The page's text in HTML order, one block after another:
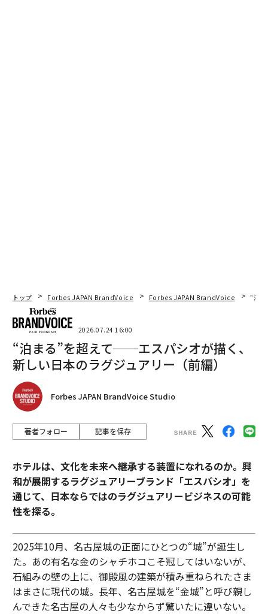
トップ Forbes JAPAN BrandVoice Forbes JAPAN BrandVoice “泊
2026.07.24 16:00
“泊まる”を超えて──エスパシオが描く、
新しい日本のラグジュアリー（前編）
Forbes JAPAN BrandVoice Studio
著者フォロー 記事を保存
ホテルは、文化を未来へ継承する装置になれるのか。興
和が展開するラグジュアリーブランド「エスパシオ」を
通じて、日本ならではのラグジュアリービジネスの可能
性を探る。
2025年10月、名古屋城の正面にひとつの“城”が誕生し
た。あの有名な金のシャチホコこそ冠してはいないが、
石組みの壁の上に、御殿風の建築が積み重ねられたさま
はまさに現代の城。長年、名古屋城を“金城”と呼び親し
んできた名古屋の人々も少なからず驚いたに違いない。